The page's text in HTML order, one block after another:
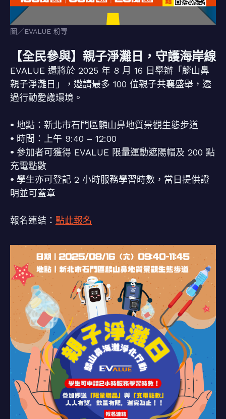
圖／EVALUE 粉專
【全民參與】親子淨灘日，守護海岸線
EVALUE 還將於 2025 年 8 月 16 日舉辦「麟山鼻
親子淨灘日」，邀請最多 100 位親子共襄盛舉，透
過行動愛護環境。
• 地點：新北市石門區麟山鼻地質景觀生態步道
• 時間：上午 9:40 – 12:00
• 參加者可獲得 EVALUE 限量運動遮陽帽及 200 點
充電點數
• 學生亦可登記 2 小時服務學習時數，當日提供證
明並可蓋章
報名連結： 點此報名